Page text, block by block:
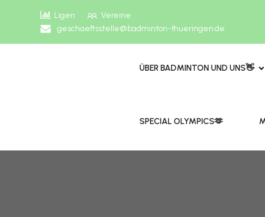
Ligen
Vereine
geschaeftsstelle@badminton-thueringen.de
ÜBER BADMINTON UND UNS👋
​​SPECIAL OLYMPICS🫶